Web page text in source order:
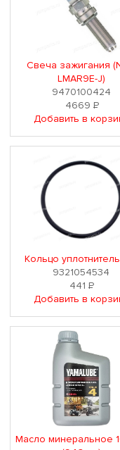
Свеча зажигания
LMAR9E-J)
9470100424
4669 Р
Добавить в
Кольцо
9321054534
441Р
Добавить в
Масло минеральное